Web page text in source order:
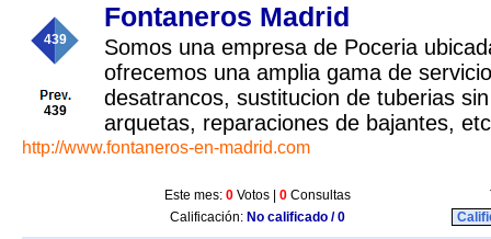
439
439
Fontaneros Madrid
Somos una empresa de Poceria
ofrecemos una amplia gama de
desatrancos, sustitucion de tuberias
arquetas, reparaciones de bajantes,
http://www.fontaneros-en-madrid.com
Este mes: 0 Votos | 0 Consultas
Calificación: No calificado / 0